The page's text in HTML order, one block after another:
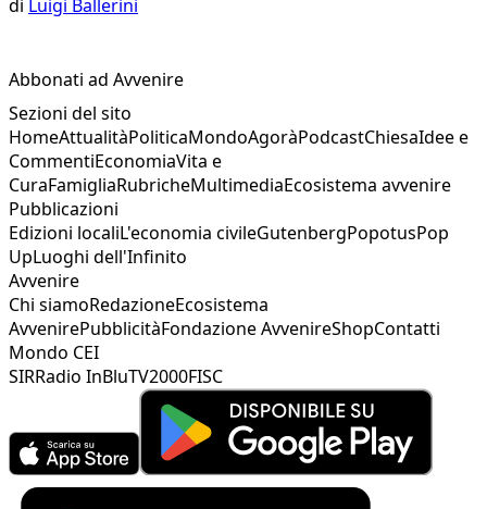
di Luigi Ballerini
Abbonati ad Avvenire
Sezioni del sito
HomeAttualitàPoliticaMondoAgoràPodcastChiesaIdee e
CommentiEconomiaVita e
CuraFamigliaRubricheMultimediaEcosistema avvenire
Pubblicazioni
Edizioni localiL'economia civileGutenbergPopotusPop
UpLuoghi dell'Infinito
Avvenire
Chi siamoRedazioneEcosistema
AvvenirePubblicitàFondazione AvvenireShopContatti
Mondo CEI
SIRRadio InBluTV2000FISC